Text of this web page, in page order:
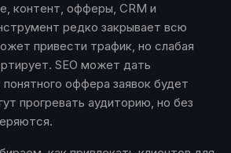
контент, офферы, CRM и
редко закрывает всю
привести трафик, но слабая
SEO может дать
оффера заявок будет
прогревать аудиторию, но без